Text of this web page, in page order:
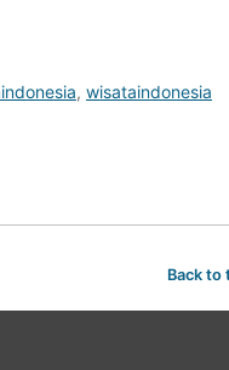
, wisataindonesia
Back to